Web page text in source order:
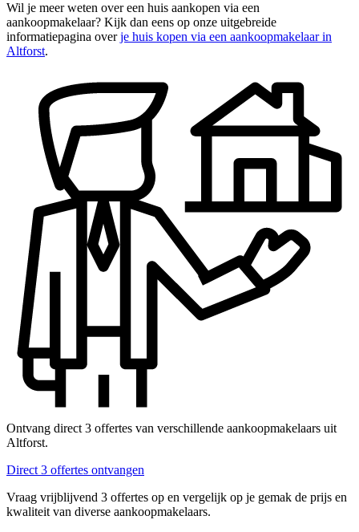
Wil je meer weten over een huis aankopen via een
aankoopmakelaar? Kijk dan eens op onze uitgebreide
informatiepagina overje huis kopen via een aankoopmakelaar in
Altforst.
Ontvang direct 3 offertes van verschillende aankoopmakelaars uit
Altforst.
Direct 3 offertes ontvangen
Vraag vrijblijvend 3 offertes op en vergelijk op je gemak de prijs en
kwaliteit van diverse aankoopmakelaars.